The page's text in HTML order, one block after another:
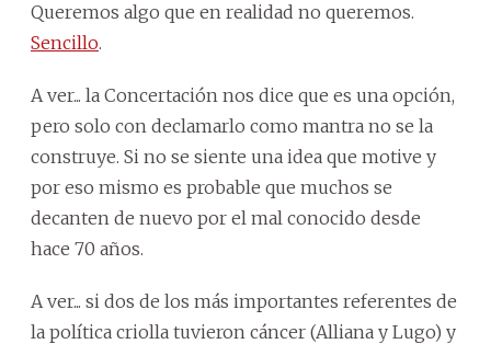
Queremos algo que en realidad no queremos.
Sencillo.
A ver... la Concertación nos dice que es una opción,
pero solo con declamarlo como mantra no se la
construye. Si no se siente una idea que motive y
por eso mismo es probable que muchos se
decanten de nuevo por el mal conocido desde
hace 70 años.
A ver... si dos de los más importantes referentes de
la política criolla tuvieron cáncer (Alliana y Lugo) y